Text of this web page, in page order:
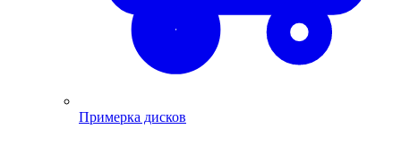
Примерка дисков